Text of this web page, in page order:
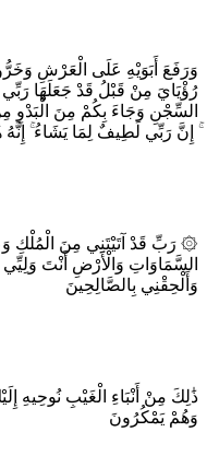
وَرَفَعَ أَبَوَيْهِ عَلَى الْعَرْشِ
رُؤْيَايَ مِنْ قَبْلُ قَدْ جَعَلَهَا
السِّجْنِ وَجَاءَ بِكُمْ مِنَ الْبَدْوِ
إِنَّ رَبِّي لَطِيفٌ لِمَا يَشَاءُ ۚ إِنَّهُ
۞ رَبِّ قَدْ آتَيْتَنِي مِنَ الْمُلْكِ
السَّمَاوَاتِ وَالْأَرْضِ أَنْتَ وَلِيِّي
وَأَلْحِقْنِي بِالصَّالِحِينَ
ذَٰلِكَ مِنْ أَنْبَاءِ الْغَيْبِ نُوحِيهِ
وَهُمْ يَمْكُرُونَ